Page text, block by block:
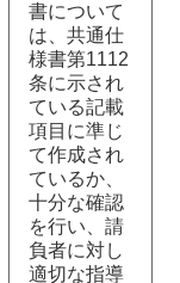
書について
は、共通仕
様書第1112
条に示され
ている記載
項目に準じ
て作成され
ているか、
十分な確認
を行い、請
負者に対し
適切な指導